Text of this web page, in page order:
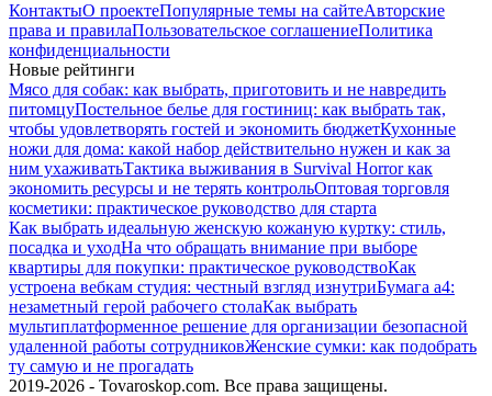
КонтактыО проектеПопулярные темы на сайтеАвторские
права и правилаПользовательское соглашениеПолитика
конфиденциальности
Новые рейтинги
Мясо для собак: как выбрать, приготовить и не навредить
питомцуПостельное белье для гостиниц: как выбрать так,
чтобы удовлетворять гостей и экономить бюджетКухонные
ножи для дома: какой набор действительно нужен и как за
ним ухаживатьТактика выживания в Survival Horror как
экономить ресурсы и не терять контрольОптовая торговля
косметики: практическое руководство для старта
Как выбрать идеальную женскую кожаную куртку: стиль,
посадка и уходНа что обращать внимание при выборе
квартиры для покупки: практическое руководствоКак
устроена вебкам студия: честный взгляд изнутриБумага а4:
незаметный герой рабочего столаКак выбрать
мультиплатформенное решение для организации безопасной
удаленной работы сотрудниковЖенские сумки: как подобрать
ту самую и не прогадать
2019-2026 - Tovaroskop.com. Все права защищены.